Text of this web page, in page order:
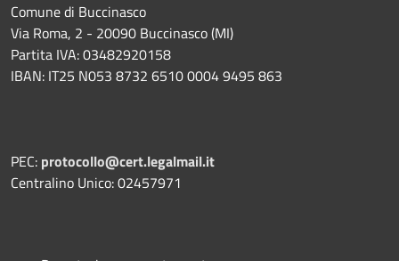
Comune di Buccinasco
Via Roma, 2 - 20090 Buccinasco (MI)
Partita IVA: 03482920158
IBAN: IT25 N053 8732 6510 0004 9495 863
PEC: protocollo@cert.legalmail.it
Centralino Unico: 02457971